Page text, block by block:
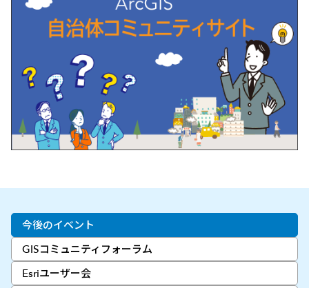
今後のイベント
GISコミュニティフォーラム
Esriユーザー会